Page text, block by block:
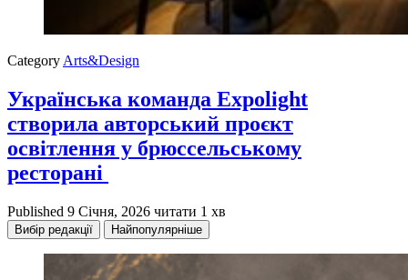
Category Arts&Design
Українська команда Expolight
створила авторський проєкт
освітлення у брюссельському
ресторані
Published 9 Січня, 2026 читати 1 хв
Вибір редакції Найпопулярніше